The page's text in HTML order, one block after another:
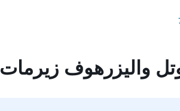
واليزرهوف زيرمات